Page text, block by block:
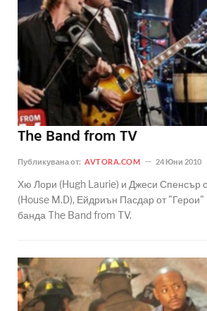
The Band from TV
Публикувана от: AVTORA.COM 24 Юни 2010
Хю Лори (Hugh Laurie) и Джеси Спенсър
(House M.D), Ейдриън Пасдар от "Герои"
банда The Band from TV.